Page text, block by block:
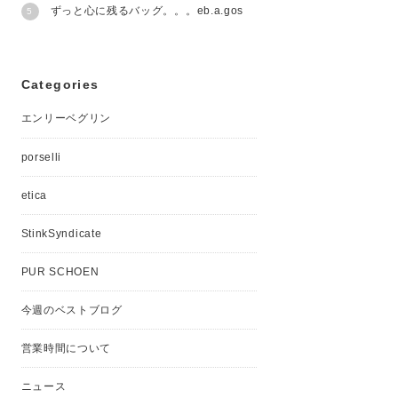
ずっと心に残るバッグ。。。eb.a.gos
Categories
エンリーベグリン
porselli
etica
StinkSyndicate
PUR SCHOEN
今週のベストブログ
営業時間について
ニュース